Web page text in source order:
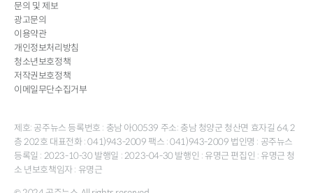
문의 및 제보
광고문의
이용약관
개인정보처리방침
청소년보호정책
저작권보호정책
이메일무단수집거부
제호: 공주뉴스 등록번호 : 충남 아00539 주소: 충남 청양군 청산면 효자길 64, 2
층 202호 대표전화 : 041)943-2009 팩스 : 041)943-2009 법인명 : 공주뉴스
등록일 : 2023-10-30 발행일 : 2023-04-30 발행인 : 유명근 편집인 : 유명근 청
소 년보호책임자 : 유명근